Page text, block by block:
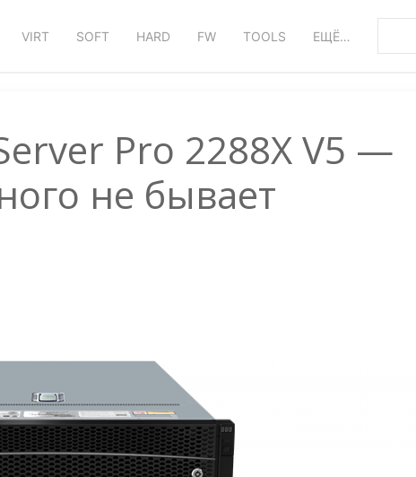
VIRT SOFT HARD FW TOOLS ЕЩЁ…
Pro 2288X V5 —
не бывает